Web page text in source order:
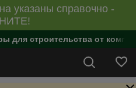
указаны справочно -
для строительства от